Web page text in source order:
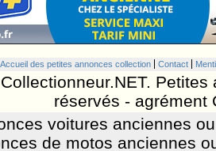
Accueil des petites annonces collection Contact
réservés - agrément
voitures anciennes
de motos anciennes